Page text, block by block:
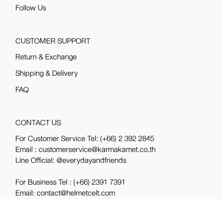
Follow Us
CUSTOMER SUPPORT
Return & Exchange
Shipping & Delivery
FAQ
CONTACT US
For Customer Service Tel:(+66) 2 392 2845
Email : customerservice@karmakamet.co.th
Line Official:@everydayandfriends
For Business Tel :(+66) 2391 7391
Email: contact@helmetcelt.com